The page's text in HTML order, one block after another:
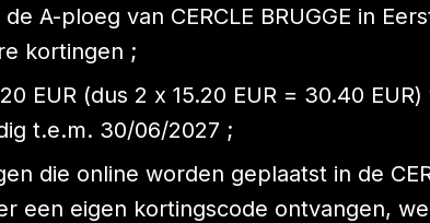
A-ploeg van CERCLE BRUGGE in
kortingen ;
EUR (dus 2 x 15.20 EUR = 30.40
t.e.m. 30/06/2027 ;
die online worden geplaatst in de
een eigen kortingscode ontvangen,